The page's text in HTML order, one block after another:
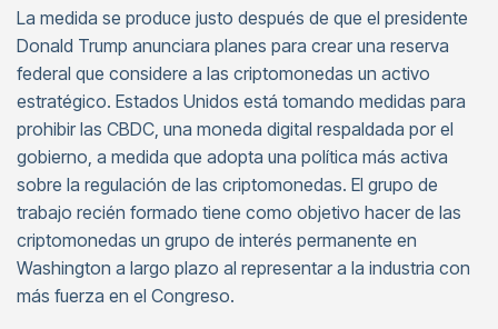
La medida se produce justo después de que el presidente
Donald Trump anunciara planes para crear una reserva
federal que considere a las criptomonedas un activo
estratégico. Estados Unidos está tomando medidas para
prohibir las CBDC, una moneda digital respaldada por el
gobierno, a medida que adopta una política más activa
sobre la regulación de las criptomonedas. El grupo de
trabajo recién formado tiene como objetivo hacer de las
criptomonedas un grupo de interés permanente en
Washington a largo plazo al representar a la industria con
más fuerza en el Congreso.